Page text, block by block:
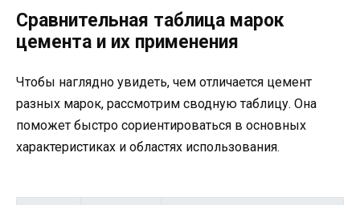
Сравнительная таблица марок
цемента и их применения
Чтобы наглядно увидеть, чем отличается цемент
разных марок, рассмотрим сводную таблицу. Она
поможет быстро сориентироваться в основных
характеристиках и областях использования.